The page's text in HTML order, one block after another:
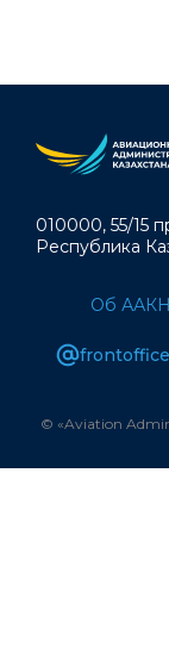
010000, 55/15
Республика
Об ААК
© «Aviation